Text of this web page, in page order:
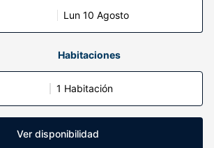
Lun 10 Agosto
Habitaciones
1 Habitación
Ver disponibilidad